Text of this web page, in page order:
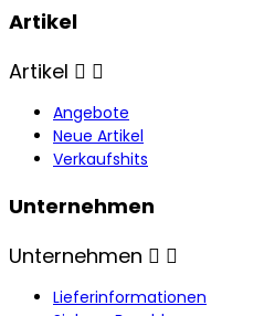
Artikel
Artikel  
Angebote
Neue Artikel
Verkaufshits
Unternehmen
Unternehmen  
Lieferinformationen